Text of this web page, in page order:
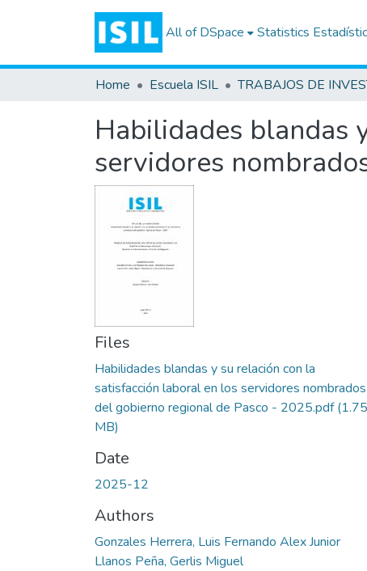
All of DSpace Statistics
Home Escuela ISIL
Habilidades blandas
servidores
Files
Habilidades blandas y su relación con la
satisfacción laboral en los servidores nombrados
del gobierno regional de Pasco - 2025.pdf(1.75
MB)
Date
2025-12
Authors
Gonzales Herrera, Luis Fernando Alex Junior
Llanos Peña, Gerlis Miguel